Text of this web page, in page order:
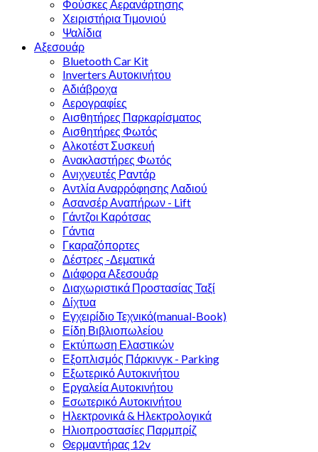
Φούσκες Αερανάρτησης
Χειριστήρια Τιμονιού
Ψαλίδια
Αξεσουάρ
Bluetooth Car Kit
Inverters Αυτοκινήτου
Αδιάβροχα
Αερογραφίες
Αισθητήρες Παρκαρίσματος
Αισθητήρες Φωτός
Αλκοτέστ Συσκευή
Ανακλαστήρες Φωτός
Ανιχνευτές Ραντάρ
Αντλία Αναρρόφησης Λαδιού
Ασανσέρ Αναπήρων - Lift
Γάντζοι Καρότσας
Γάντια
Γκαραζόπορτες
Δέστρες -Δεματικά
Διάφορα Αξεσουάρ
Διαχωριστικά Προστασίας Ταξί
Δίχτυα
Εγχειρίδιο Τεχνικό(manual-Book)
Είδη Βιβλιοπωλείου
Εκτύπωση Ελαστικών
Εξοπλισμός Πάρκινγκ - Parking
Εξωτερικό Αυτοκινήτου
Εργαλεία Αυτοκινήτου
Εσωτερικό Αυτοκινήτου
Ηλεκτρονικά & Ηλεκτρολογικά
Ηλιοπροστασίες Παρμπρίζ
Θερμαντήρας 12v